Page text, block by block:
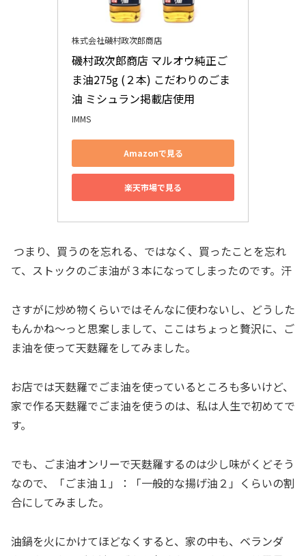
株式会社磯村政次郎商店
磯村政次郎商店 マルオウ純正ご
ま油275g (２本) こだわりのごま
油 ミシュラン掲載店使用
IMMS
Amazonで見る
楽天市場で見る
つまり、買うのを忘れる、ではなく、買ったことを忘れ
て、ストックのごま油が３本になってしまったのです。汗
さすがに炒め物くらいではそんなに使わないし、どうした
もんかね～っと思案しまして、ここはちょっと贅沢に、ご
ま油を使って天麩羅をしてみました。
お店では天麩羅でごま油を使っているところも多いけど、
家で作る天麩羅でごま油を使うのは、私は人生で初めてで
す。
でも、ごま油オンリーで天麩羅するのは少し味がくどそう
なので、「ごま油１」：「一般的な揚げ油２」くらいの割
合にしてみました。
油鍋を火にかけてほどなくすると、家の中も、ベランダ